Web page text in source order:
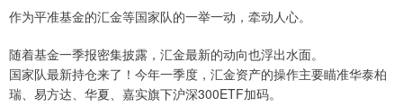
作为平准基金的汇金等国家队的一举一动，牵动人心。
随着基金一季报密集披露，汇金最新的动向也浮出水面。
国家队最新持仓来了！今年一季度，汇金资产的操作主要瞄准华泰柏
瑞、易方达、华夏、嘉实旗下沪深300ETF加码。